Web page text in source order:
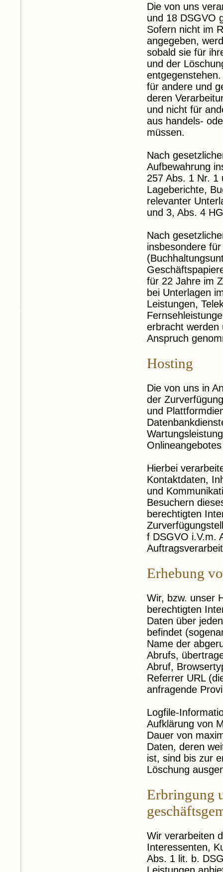
Die von uns
und 18 DSGVO
Sofern nicht im
angegeben,
sobald sie für
und der
für andere und
deren
und nicht für
aus handels-
müssen.
Nach
Aufbewahrung
257 Abs. 1 Nr. 1
Lageberichte,
relevanter
und 3, Abs. 4
Nach
insbesondere
für 22 Jahre im
bei Unterlagen
Leistungen,
erbracht werden
Anspruch
Hosting
Die von uns in
der
und
Hierbei
Kontaktdaten,
und
Besuchern
berechtigten
f DSGVO i.V.m.
Erhebung
Wir, bzw. unser
berechtigten
Daten über
befindet
Name der
Abrufs,
Abruf,
Referrer URL
anfragende
Logfile-
Aufklärung von
Dauer von
Daten, deren
ist, sind bis zur
Löschung
Erbringung
Wir verarbeiten
Interessenten,
Abs. 1 lit. b.